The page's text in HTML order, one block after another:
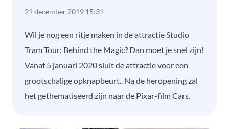
21 december 2019 15:31
Wil je nog een ritje maken in de attractie Studio
Tram Tour: Behind the Magic? Dan moet je snel zijn!
Vanaf 5 januari 2020 sluit de attractie voor een
grootschalige opknapbeurt.. Na de heropening zal
het gethematiseerd zijn naar de Pixar-film Cars.